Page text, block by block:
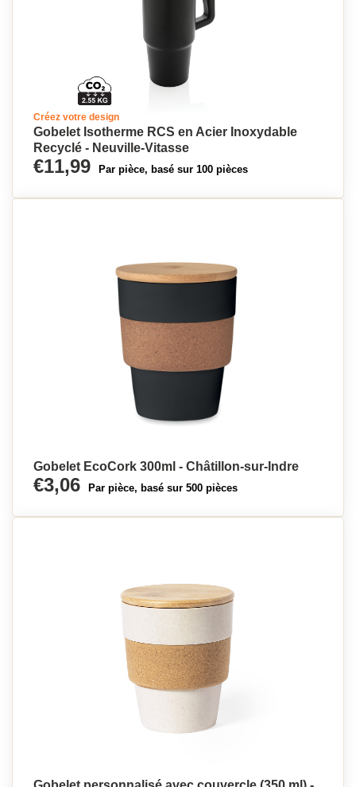
Créez votre design
Gobelet Isotherme RCS en Acier Inoxydable
Recyclé - Neuville-Vitasse
€11,99 Par pièce, basé sur 100 pièces
Gobelet EcoCork 300ml - Châtillon-sur-Indre
€3,06 Par pièce, basé sur 500 pièces